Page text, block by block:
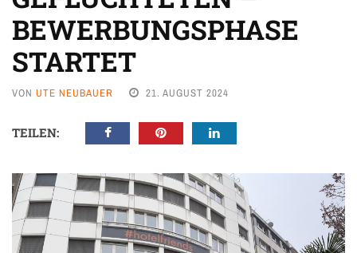
BEWERBUNGSPHASE
STARTET
VON UTE NEUBAUER 21. AUGUST 2024
TEILEN: